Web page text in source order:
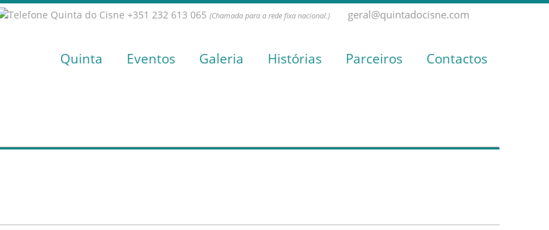
+351 232 613 065 (Chamada para a rede fixa nacional.) geral@quintadocisne.com
Quinta Eventos Galeria Histórias Parceiros Contactos